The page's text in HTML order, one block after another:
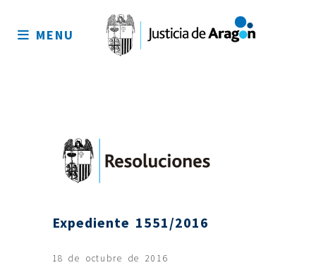
sitio
MENU
Expediente 1551/2016
18 de octubre de 2016